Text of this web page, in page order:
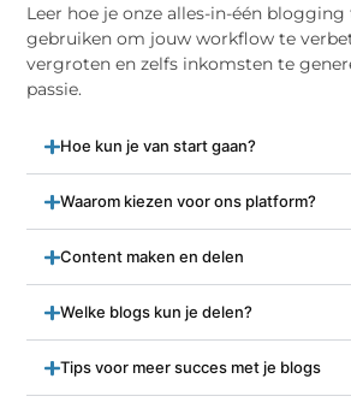
Leer hoe je onze alles-in-één
gebruiken om jouw workflow te
vergroten en zelfs inkomsten te
passie.
Hoe kun je van start gaan?
Waarom kiezen voor ons platform?
Content maken en delen
Welke blogs kun je delen?
Tips voor meer succes met je blogs